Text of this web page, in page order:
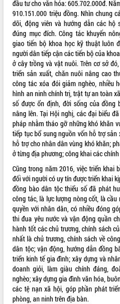
ALBUM ẢNH
LIÊN KẾT WEB
THỐNG KÊ TRUY CẬP
Hôm nay:
4968
Tất cả: 66050291
đầu tư cho văn hóa: 605.702.000đ.
910.151.000 triệu đồng. Nhìn chung
dõi, động viên và hướng dẫn các
đúng mục đích. Công tác khuyến
giao tiến bộ khoa học kỹ thuật luôn
người dân tiếp cận các tiến bộ của
ở cây trồng và vật nuôi. Trên cơ sở
triển sản xuất, chăn nuôi nâng cao
công tác xóa đói giảm nghèo, nhiều
hình an ninh chính trị, trật tự an toàn
số được ổn định, đời sống của đồng
nâng lên. Tại Hội nghị, các đại biểu
pháp nhằm tháo gỡ những khó khăn
tiếp tục bổ sung nguồn vốn hỗ trợ
hỗ trợ cho nhân dân vùng khó khăn;
ở từng địa phương; công khai các
Cũng trong năm 2016, việc triển khai
đối với người có uy tín được triển khai
đồng bào dân tộc thiểu số đã phát
công tác, là lực lượng nòng cốt, là
quyền với nhân dân, có nhiều đóng
thi đua yêu nước và vận động quần
hành tốt các chủ trương, chính sách
nhất là chủ trương, chính sách về
dân tộc; vận động, hướng dẫn đồng
triển kinh tế gia đình; xây dựng và
doanh giỏi, làm giàu chính đáng,
nghèo; xây dựng gia đình văn hóa,
các tệ nạn xã hội, góp phần phát
phòng, an ninh trên địa bàn.